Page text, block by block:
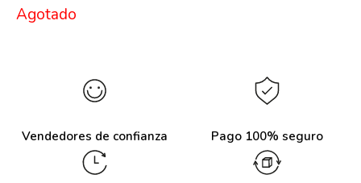
Agotado
Vendedores de confianza Pago 100% seguro